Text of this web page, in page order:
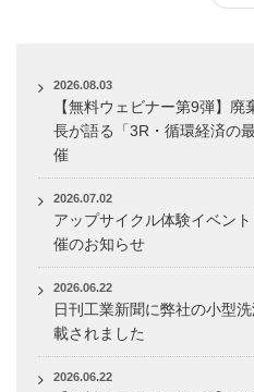
2026.08.03
【無料ウェビナー第9弾】
長が語る「3R・循環経済の
催
2026.07.02
アップサイクル体験イベン
催のお知らせ
2026.06.22
日刊工業新聞に弊社の小型
載されました
2026.06.22